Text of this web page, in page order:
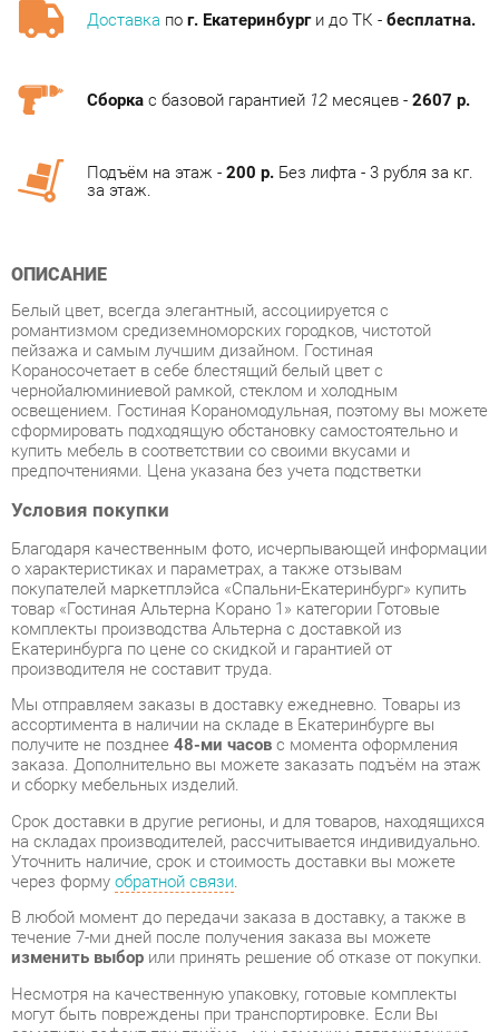
романтизмом средиземноморских городков, чистотой
Кораносочетает в себе блестящий белый цвет с
чернойалюминиевой рамкой, стеклом и холодным
освещением. Гостиная Кораномодульная, поэтому вы можете
сформировать подходящую обстановку самостоятельно и
купить мебель в соответствии со своими вкусами и
предпочтениями. Цена указана без учета подстветки
Условия покупки
Благодаря качественным фото, исчерпывающей информации
о характеристиках и параметрах, а также отзывам
покупателей маркетплэйса «Спальни-Екатеринбург» купить
товар «Гостиная Альтерна Корано 1» категории Готовые
комплекты производства Альтерна с доставкой из
Екатеринбурга по цене со скидкой и гарантией от
производителя не составит труда.
Мы отправляем заказы в доставку ежедневно. Товары из
ассортимента в наличии на складе в Екатеринбурге вы
получите не позднее48-ми часовс момента оформления
и сборку мебельных изделий.
Срок доставки в другие регионы, и для товаров, находящихся
на складах производителей, рассчитывается индивидуально.
Уточнить наличие, срок и стоимость доставки вы можете
В любой момент до передачи заказа в доставку, а также в
течение 7-ми дней после получения заказа вы можете
изменить выборили принять решение об отказе от покупки.
Несмотря на качественную упаковку, готовые комплекты
могут быть повреждены при транспортировке. Если Вы
заметили дефект при приёме - мы заменим поврежденную
деталь.Повторная доставка товара -бесплатна.
На всю мебель категории Готовые комплекты
распространяетсягарантия 1 год, а на некоторые модели – 2